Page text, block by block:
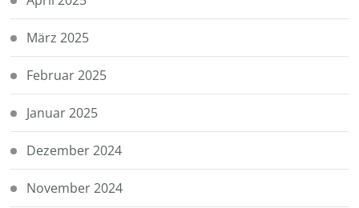
März 2025
Februar 2025
Januar 2025
Dezember 2024
November 2024